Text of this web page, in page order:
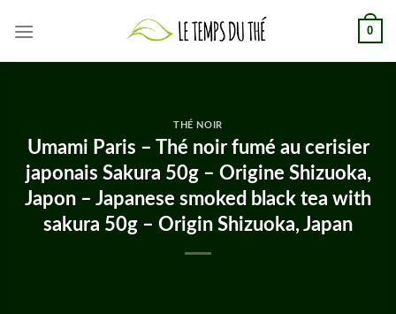
0
THÉ NOIR
Umami Paris – Thé noir fumé au cerisier
japonais Sakura 50g – Origine Shizuoka,
Japon – Japanese smoked black tea with
sakura 50g – Origin Shizuoka, Japan